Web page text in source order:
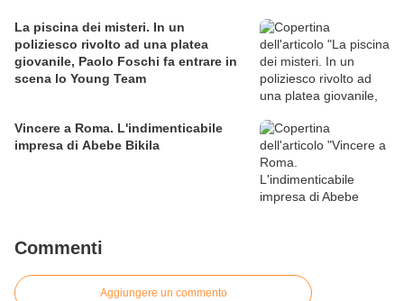
La piscina dei misteri. In un
poliziesco rivolto ad una platea
giovanile, Paolo Foschi fa entrare in
scena lo Young Team
Vincere a Roma. L'indimenticabile
impresa di Abebe Bikila
Commenti
Aggiungere un commento